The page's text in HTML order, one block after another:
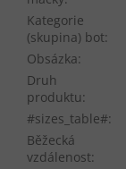
Kategorie
(skupina) bot:
Obsázka:
Druh
produktu:
#sizes_table#:
Běžecká
vzdálenost: